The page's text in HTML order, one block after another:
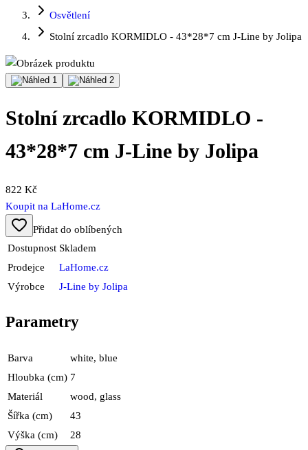
Osvětlení
Stolní zrcadlo KORMIDLO - 43*28*7 cm J-Line by Jolipa
Stolní zrcadlo KORMIDLO -
43*28*7 cm J-Line by Jolipa
822 Kč
Koupit na LaHome.cz
Přidat do oblíbených
Dostupnost Skladem
Prodejce
LaHome.cz
Výrobce
J-Line by Jolipa
Parametry
Barva
white, blue
Hloubka (cm) 7
Materiál
wood, glass
Šířka (cm)
43
Výška (cm)
28